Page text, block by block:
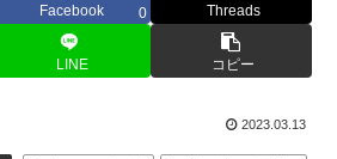
Facebook 0 Threads
LINE コピー
2023.03.13